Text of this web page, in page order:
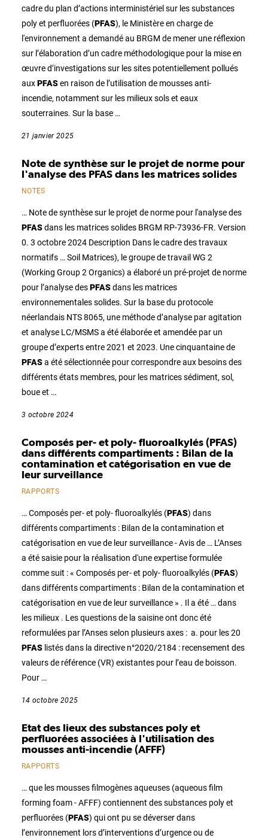
cadre du plan d’actions interministériel sur les substances
poly et perfluorées (PFAS), le Ministère en charge de
l'environnement a demandé au BRGM de mener une réflexion
sur l’élaboration d’un cadre méthodologique pour la mise en
œuvre d’investigations sur les sites potentiellement pollués
auxPFASen raison de l’utilisation de mousses anti-
incendie, notamment sur les milieux sols et eaux
souterraines. Sur la base …
21 janvier 2025
Note de synthèse sur le projet de norme pour
l'analyse des PFAS dans les matrices solides
NOTES
… Note de synthèse sur le projet de norme pour l'analyse des
PFASdans les matrices solides BRGM RP-73936-FR. Version
0. 3 octobre 2024 Description Dans le cadre des travaux
normatifs … Soil Matrices), le groupe de travail WG 2
(Working Group 2 Organics) a élaboré un pré-projet de norme
pour l’analyse desPFASdans les matrices
environnementales solides. Sur la base du protocole
néerlandais NTS 8065, une méthode d’analyse par agitation
et analyse LC/MSMS a été élaborée et amendée par un
groupe d’experts entre 2021 et 2023. Une cinquantaine de
PFASa été sélectionnée pour correspondre aux besoins des
différents états membres, pour les matrices sédiment, sol,
boue et …
3 octobre 2024
Composés per- et poly- fluoroalkylés (PFAS)
dans différents compartiments : Bilan de la
contamination et catégorisation en vue de
leur surveillance
RAPPORTS
… Composés per- et poly- fluoroalkylés (PFAS) dans
différents compartiments : Bilan de la contamination et
catégorisation en vue de leur surveillance - Avis de … L’Anses
a été saisie pour la réalisation d'une expertise formulée
comme suit : « Composés per- et poly- fluoroalkylés (PFAS)
dans différents compartiments : Bilan de la contamination et
catégorisation en vue de leur surveillance » . Il a été … dans
les milieux . Les questions de la saisine ont donc été
reformulées par l’Anses selon plusieurs axes : a. pour les 20
PFAS listés dans la directive n°2020/2184 : recensement des
valeurs de référence (VR) existantes pour l’eau de boisson.
Pour …
14 octobre 2025
Etat des lieux des substances poly et
perfluorées associées à l'utilisation des
mousses anti-incendie (AFFF)
RAPPORTS
… que les mousses filmogènes aqueuses (aqueous film
forming foam - AFFF) contiennent des substances poly et
perfluorées (PFAS) qui ont pu se déverser dans
l’environnement lors d’interventions d’urgence ou de